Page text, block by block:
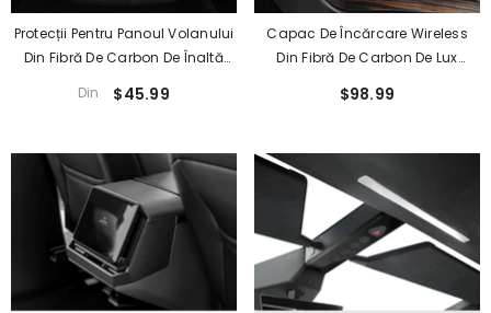
Protecții Pentru Panoul Volanului
Din Fibră De Carbon De Înaltă
Model 3 - Upgrade Durabil
Accidentat
Din $45.99
Capac De Încărcare Wireless
Din Fibră De Carbon De Lux
Upgrade Elegant De Stil
$98.99